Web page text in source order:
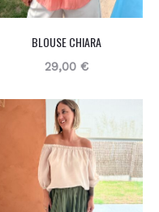
BLOUSE CHIARA
29,00 €